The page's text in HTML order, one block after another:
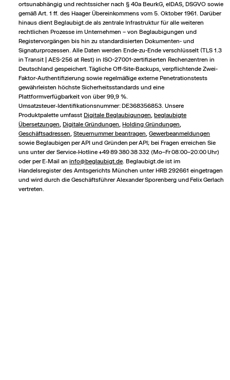
ortsunabhängig und rechts­sicher nach § 40a BeurkG, eIDAS, DSGVO sowie
gemäß Art. 1 ff. des Haager Übereinkommens vom 5. Oktober 1961. Darüber
hinaus dient Beglaubigt.de als zentrale Infrastruktur für alle weiteren
rechtlichen Prozesse im Unternehmen – von Beglaubigungen und
Registervorgängen bis hin zu standardisierten Dokumenten- und
Signaturprozessen. Alle Daten werden Ende-zu-Ende verschlüsselt (TLS 1.3
in Transit | AES-256 at Rest) in ISO-27001-zertifizierten Rechenzentren in
Deutschland gespeichert. Tägliche Off-Site-Backups, verpflichtende Zwei-
Faktor-Authentifizierung sowie regelmäßige externe Penetrationstests
gewährleisten höchste Sicherheitsstandards und eine
Plattformverfügbarkeit von über 99,9 %.
Umsatzsteuer‑Identifikationsnummer: DE368356853. Unsere
Produktpalette umfasstDigitale Beglaubigungen,beglaubigte
Übersetzungen,Digitale Gründungen,Holding Gründungen,
Geschäftsadressen,Steuernummer beantragen,Gewerbeanmeldungen
sowie Beglaubigen per API und Gründen per API; bei Fragen erreichen Sie
uns unter der Service‑Hotline +49 89 380 38 332 (Mo–Fr 08:00–20:00 Uhr)
oder per E‑Mail aninfo@beglaubigt.de. Beglaubigt.de ist im
Handelsregister des Amtsgerichts München unter HRB 292661 eingetragen
und wird durch die Geschäftsführer Alexander Sporenberg und Felix Gerlach
vertreten.